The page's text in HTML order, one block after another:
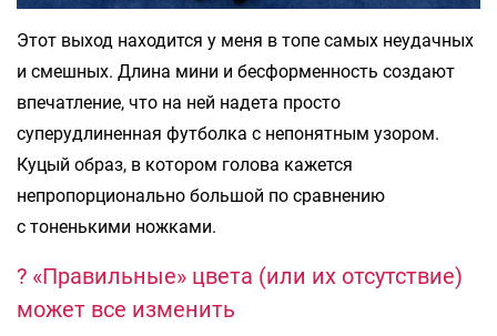
Этот выход находится у меня в топе самых неудачных
и смешных. Длина мини и бесформенность создают
впечатление, что на ней надета просто
суперудлиненная футболка с непонятным узором.
Куцый образ, в котором голова кажется
непропорционально большой по сравнению
с тоненькими ножками.
? «Правильные» цвета (или их отсутствие)
может все изменить